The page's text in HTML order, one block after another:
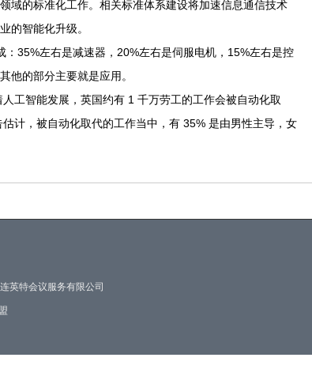
域的标准化工作。相关标准体系建设将加速信息通信技术
的智能化升级。
：35%左右是减速器，20%左右是伺服电机，15%左右是控
他的部分主要就是应用。
工智能发展，英国约有 1 千万劳工的工作会被自动化取
计，被自动化取代的工作当中，有 35% 是由男性主导，女
英特会议服务有限公司